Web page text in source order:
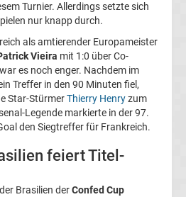
Turnier. Allerdings setzte sich
nur knapp durch.
als amtierender Europameister
Vieira mit 1:0 über Co-
es noch enger. Nachdem im
Treffer in den 90 Minuten fiel,
Star-StürmerThierry Henryzum
Legende markierte in der 97.
den Siegtreffer für Frankreich.
feiert Titel-
Brasilien derConfed Cup